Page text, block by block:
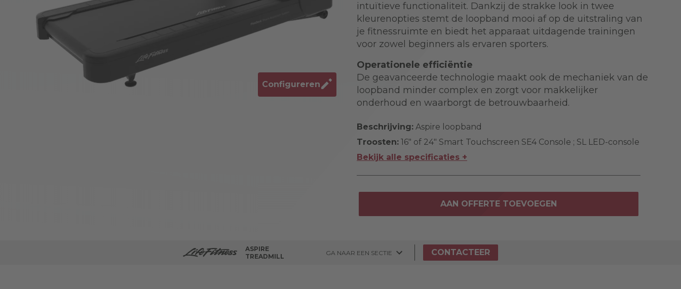
Configureren
intuïtieve functionaliteit. Dankzij de strakke look in twee
kleurenopties stemt de loopband mooi af op de uitstraling van
je fitnessruimte en biedt het apparaat uitdagende trainingen
voor zowel beginners als ervaren sporters.
Operationele efficiëntie
De geavanceerde technologie maakt ook de mechaniek van de
loopband minder complex en zorgt voor makkelijker
onderhoud en waarborgt de betrouwbaarheid.
Beschrijving: Aspire loopband
Troosten: 16" of 24" Smart Touchscreen SE4 Console ; SL LED-console
Bekijk alle specificaties +
AAN OFFERTE TOEVOEGEN
ASPIRE
TREADMILL
GA NAAR EEN SECTIE CONTACTEER